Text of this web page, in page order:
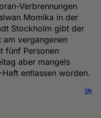
Verbrennungen
Momika in der
Stockholm gibt der
am vergangenen
fünf Personen
aber mangels
entlassen worden.